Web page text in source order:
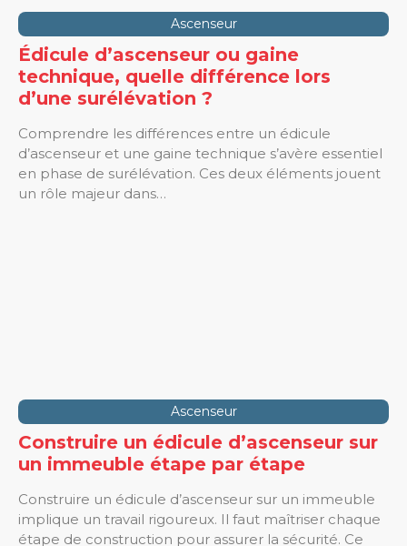
Ascenseur
Édicule d’ascenseur ou gaine
technique, quelle différence lors
d’une surélévation ?
Comprendre les différences entre un édicule
d’ascenseur et une gaine technique s’avère essentiel
en phase de surélévation. Ces deux éléments jouent
un rôle majeur dans…
Ascenseur
Construire un édicule d’ascenseur sur
un immeuble étape par étape
Construire un édicule d’ascenseur sur un immeuble
implique un travail rigoureux. Il faut maîtriser chaque
étape de construction pour assurer la sécurité. Ce